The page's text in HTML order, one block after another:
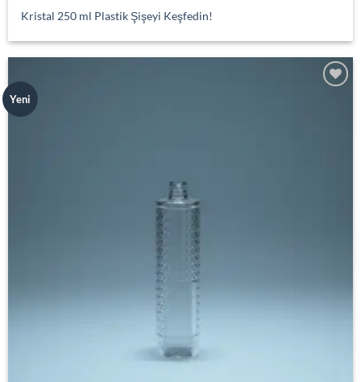
Kristal 250 ml Plastik Şişeyi Keşfedin!
Yeni